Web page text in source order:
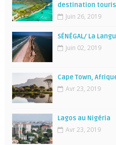
destination
Juin 26, 2019
SÉNÉGAL/ La
Juin 02, 2019
Cape Town,
Avr 23, 2019
Lagos au Nigéria
Avr 23, 2019